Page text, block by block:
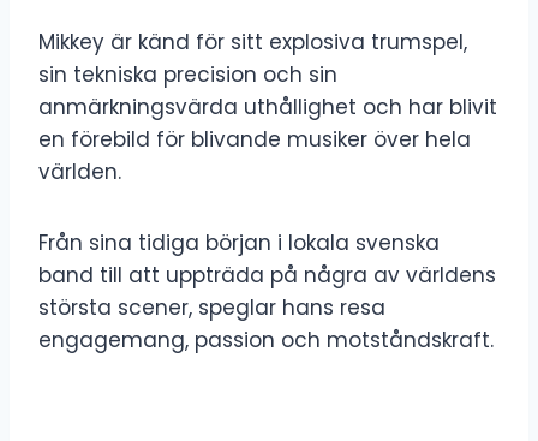
Mikkey är känd för sitt explosiva trumspel,
sin tekniska precision och sin
anmärkningsvärda uthållighet och har blivit
en förebild för blivande musiker över hela
världen.
Från sina tidiga början i lokala svenska
band till att uppträda på några av världens
största scener, speglar hans resa
engagemang, passion och motståndskraft.